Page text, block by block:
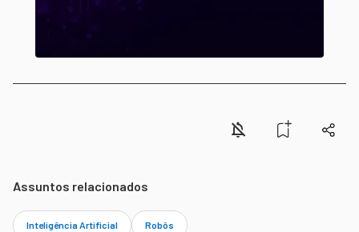
Assuntos relacionados
Inteligência Artificial Robôs